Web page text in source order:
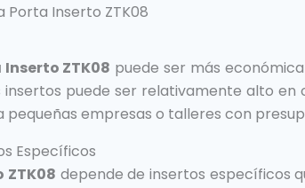
Porta Inserto ZTK08
ZTK08 puede ser más
puede ser relativamente alto
empresas o talleres con
Específicos
ZTK08 depende de insertos específicos